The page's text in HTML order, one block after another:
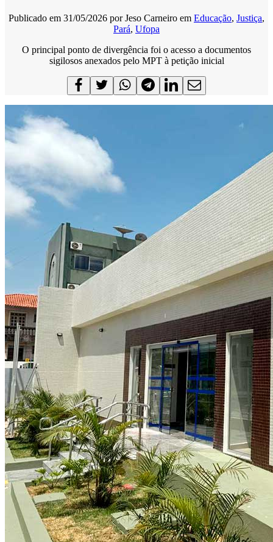
Publicado em 31/05/2026 porJeso Carneiro em Educação, Justiça,
Pará, Ufopa
O principal ponto de divergência foi o acesso a documentos
sigilosos anexados pelo MPT à petição inicial